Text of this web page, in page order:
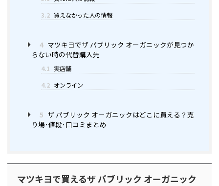
3.2 買えなかった人の情報
4 マツキヨでザ パブリック オーガニックが見つか
らない時の代替購入先
4.1 実店舗
4.2 オンライン
5 ザ パブリック オーガニックはどこに買える？売
り場･値段･口コミまとめ
マツキヨで買えるザ パブリック オーガニック